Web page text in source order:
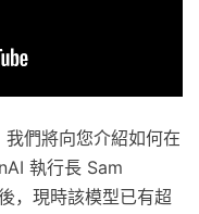
們將向您介紹如何在
執行長 Sam
，現時該模型已有超